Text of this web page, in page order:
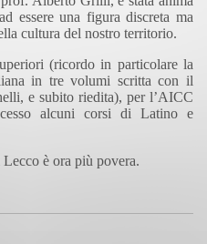
essere una figura discreta ma
cultura del nostro territorio.
(ricordo in particolare la
in tre volumi scritta con il
e subito riedita), per l’AICC
alcuni corsi di Latino e
è ora più povera.